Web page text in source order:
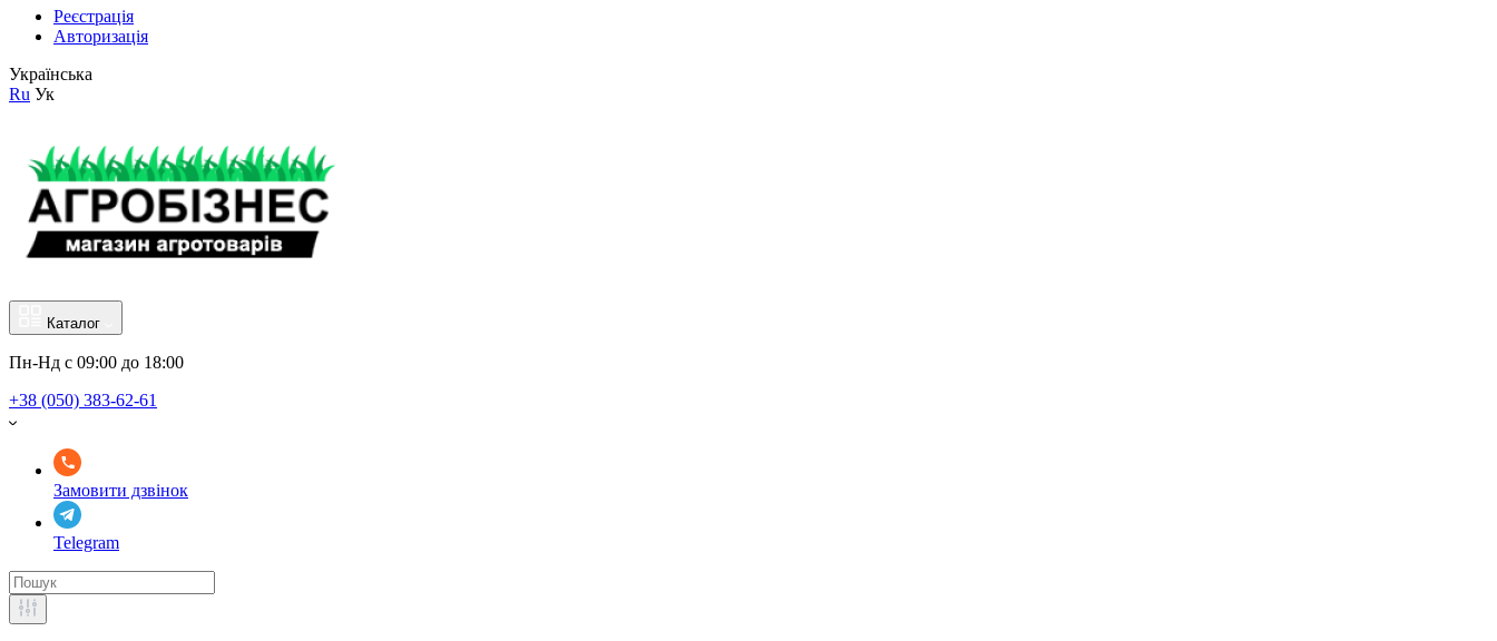
Реєстрація
Авторизація
Українська
Ru Ук
Каталог
Пн-Нд с 09:00 до 18:00
+38 (050) 383-62-61
Замовити дзвінок
Telegram